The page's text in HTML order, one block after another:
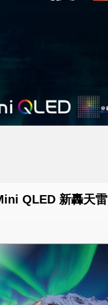
QLED 新轟天雷